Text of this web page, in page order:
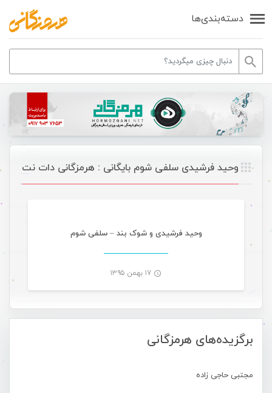
دسته‌بندی‌ها
برگزیده‌های هرمزگانی
مجتبی حاجی زاده
وحید فرشیدی سلفی شوم بایگانی : هرمزگانی دات نت
وحید فرشیدی و شوک بند – سلفی شوم
۱۷ بهمن ۱۳۹۵